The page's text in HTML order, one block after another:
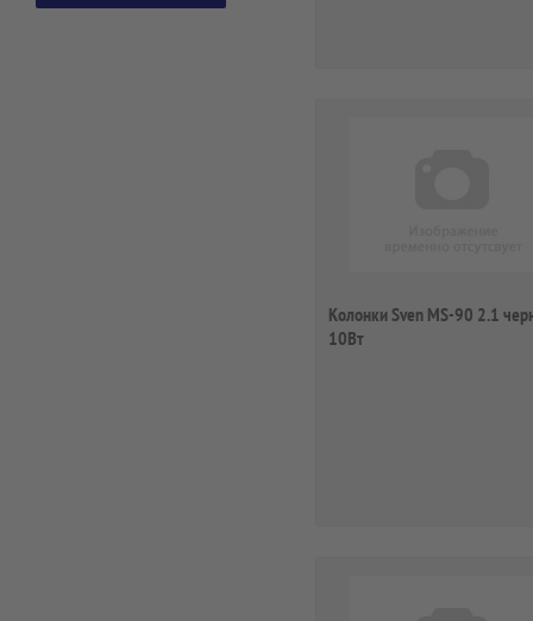
Колонки Sven MS-90 2.1
10Вт